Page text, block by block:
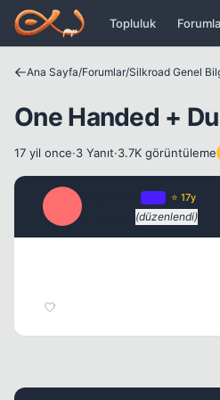
Icerige atla
Topluluk
Ana Sayfa/Forumlar/
One Handed +
17 yil once·3 Yanıt·3.7K görüntüleme
⭐ 17y
(düzenlendi)